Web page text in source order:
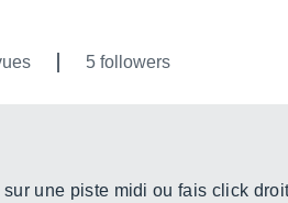
5 followers
une piste midi ou fais click